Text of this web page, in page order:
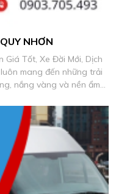
NHƠN
Giá Tốt, Xe Đời Mới, Dịch
mang đến những trải
nắng vàng và nền ẩm